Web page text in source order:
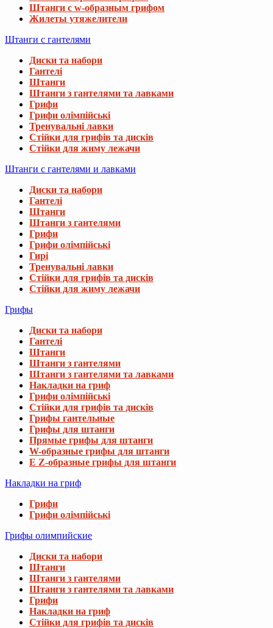
Штанги с w-образным грифом
Жилеты утяжелители
Штанги с гантелями
Диски та набори
Гантелі
Штанги
Штанги з гантелями та лавками
Грифи
Грифи олімпійські
Тренувальні лавки
Стійки для грифів та дисків
Стійки для жиму лежачи
Штанги с гантелями и лавками
Диски та набори
Гантелі
Штанги
Штанги з гантелями
Грифи
Грифи олімпійські
Гирі
Тренувальні лавки
Стійки для грифів та дисків
Стійки для жиму лежачи
Грифы
Диски та набори
Гантелі
Штанги
Штанги з гантелями
Штанги з гантелями та лавками
Накладки на гриф
Грифи олімпійські
Стійки для грифів та дисків
Грифы гантельные
Грифы для штанги
Прямые грифы для штанги
W-образные грифы для штанги
E Z-образные грифы для штанги
Накладки на гриф
Грифи
Грифи олімпійські
Грифы олимпийские
Диски та набори
Штанги
Штанги з гантелями
Штанги з гантелями та лавками
Грифи
Накладки на гриф
Стійки для грифів та дисків